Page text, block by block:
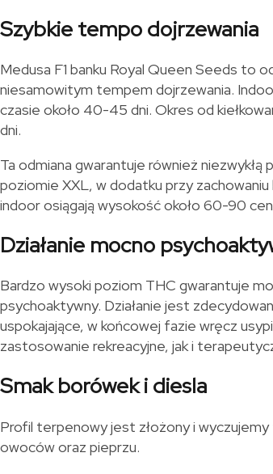
Szybkie tempo dojrzewania
Medusa F1 banku Royal Queen Seeds to
niesamowitym tempem dojrzewania.
czasie około 40-45 dni. Okres od
dni.
Ta odmiana gwarantuje również
poziomie XXL, w dodatku przy
indoor osiągają wysokość około 60-90
Działanie mocno
Bardzo wysoki poziom THC gwarantuje
psychoaktywny. Działanie jest
uspokajające, w końcowej fazie wręcz
zastosowanie rekreacyjne, jak i
Smak borówek i diesla
Profil terpenowy jest złożony i
owoców oraz pieprzu.